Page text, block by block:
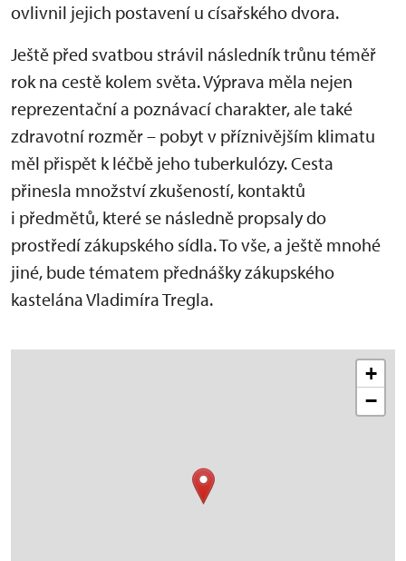
ovlivnil jejich postavení u císařského dvora.
Ještě před svatbou strávil následník trůnu téměř
rok na cestě kolem světa. Výprava měla nejen
reprezentační a poznávací charakter, ale také
zdravotní rozměr – pobyt v příznivějším klimatu
měl přispět k léčbě jeho tuberkulózy. Cesta
přinesla množství zkušeností, kontaktů
i předmětů, které se následně propsaly do
prostředí zákupského sídla. To vše, a ještě mnohé
jiné, bude tématem přednášky zákupského
kastelána Vladimíra Tregla.
+
−